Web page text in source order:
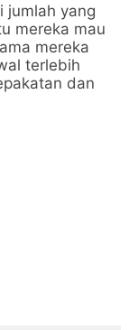
jumlah yang
mereka mau
mereka
terlebih
dan